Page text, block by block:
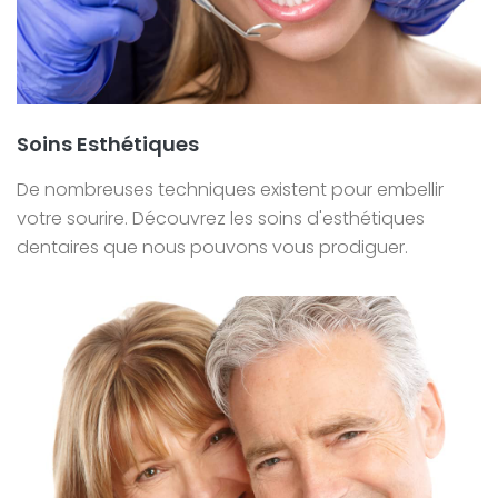
Soins Esthétiques
De nombreuses techniques existent pour embellir
votre sourire. Découvrez les soins d'esthétiques
dentaires que nous pouvons vous prodiguer.